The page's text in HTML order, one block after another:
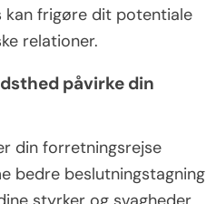
frigøre dit potentiale
relationer.
påvirke din
din forretningsrejse
bedre beslutningstagning